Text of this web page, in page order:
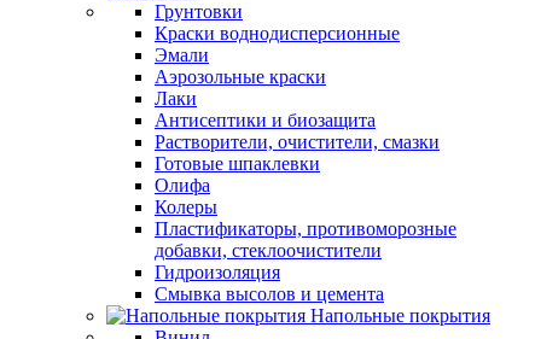
Грунтовки
Краски воднодисперсионные
Эмали
Аэрозольные краски
Лаки
Антисептики и биозащита
Растворители, очистители, смазки
Готовые шпаклевки
Олифа
Колеры
Пластификаторы, противоморозные
добавки, стеклоочистители
Гидроизоляция
Смывка высолов и цемента
Напольные покрытия